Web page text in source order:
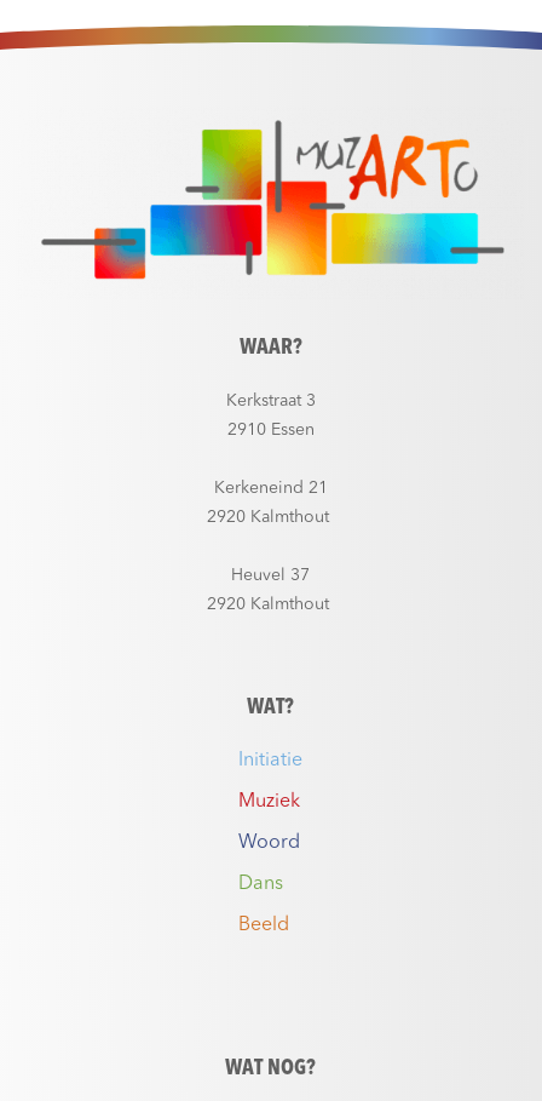
WAAR?
Kerkstraat 3
2910 Essen
Kerkeneind 21
2920 Kalmthout
Heuvel 37
2920 Kalmthout
WAT?
Initiatie
Muziek
Woord
Dans
Beeld
WAT NOG?